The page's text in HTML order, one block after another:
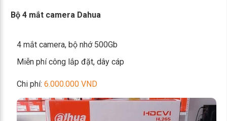
Bộ 4 mắt camera Dahua
4 mắt camera, bộ nhớ 500Gb
Miễn phí công lắp đặt, dây cáp
Chi phí: 6.000.000 VND